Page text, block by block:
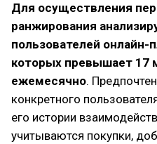
Для осуществления
ранжирования
пользователей
которых превышает 17
ежемесячно.
конкретного
его истории
учитываются покупки,